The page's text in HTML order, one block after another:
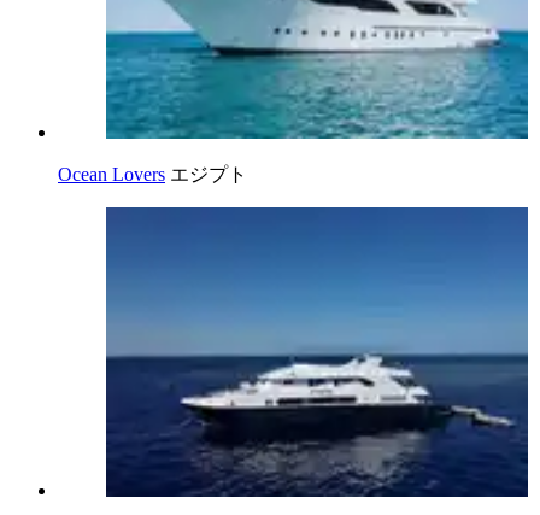
Ocean Lovers エジプト